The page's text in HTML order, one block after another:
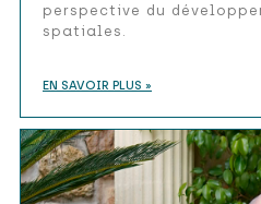
perspective du
spatiales.
EN SAVOIR PLUS »